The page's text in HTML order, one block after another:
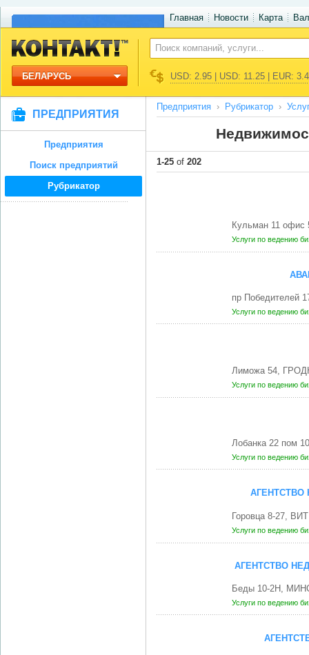
Главная Новости Карта
БЕЛАРУСЬ USD: 2.95 | USD: 11.25 | EUR:
ПРЕДПРИЯТИЯ
Предприятия
Поиск предприятий
Рубрикатор
Предприятия Рубрикатор
1-25 of 202
Кульман 11
Услуги по ведению
пр Победителей
Услуги по ведению
Лиможа 54,
Услуги по ведению
Лобанка 22 пом
Услуги по ведению
Горовца 8-27,
Услуги по ведению
АГЕНТСТВО
Беды 10-2Н,
Услуги по ведению